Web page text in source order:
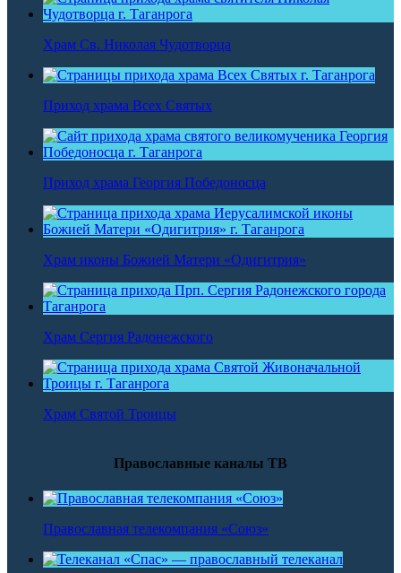
Храм Св. Николая Чудотворца
Приход храма Всех Святых
Приход храма Георгия Победоносца
Храм иконы Божией Матери «Одигитрия»
Храм Сергия Радонежского
Храм Святой Троицы
Православные каналы ТВ
Православная телекомпания «Союз»